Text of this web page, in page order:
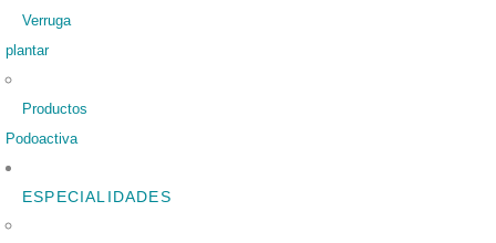
Verruga
plantar
Productos
Podoactiva
ESPECIALIDADES